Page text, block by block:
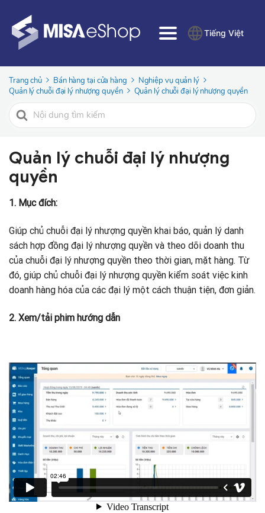
Tiếng Việt
Trang chủ Bán hàng tại cửa hàng
Nghiệp vụ quản lý
Quản lý chuỗi đại lý nhượng quyền
Quản lý chuỗi đại lý nhượng quyền
Tìm
kiếm
Quản lý chuỗi đại lý nhượng
quyền
1. Mục đích:
Giúp chủ chuỗi đại lý nhượng quyền khai báo, quản lý danh
sách hợp đồng đại lý nhượng quyền và theo dõi doanh thu
của chuỗi đại lý nhượng quyền theo thời gian, mặt hàng. Từ
đó, giúp chủ chuỗi đại lý nhượng quyền kiểm soát việc kinh
doanh hàng hóa của các đại lý một cách thuận tiện, đơn giản.
2. Xem/tải phim hướng dẫn